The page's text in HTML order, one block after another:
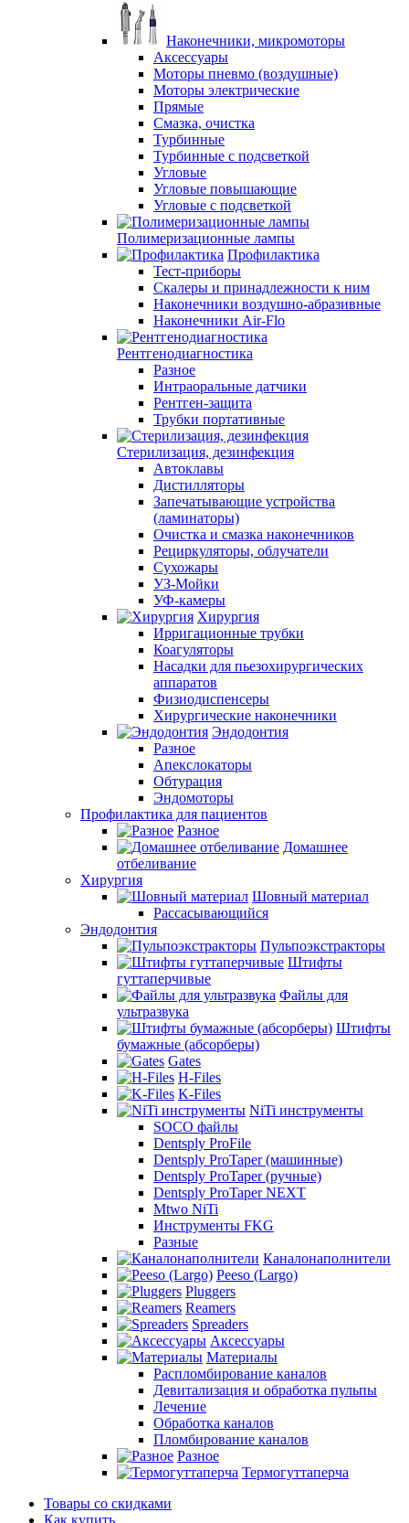
Наконечники, микромоторы
Аксессуары
Моторы пневмо (воздушные)
Моторы электрические
Прямые
Смазка, очистка
Турбинные
Турбинные с подсветкой
Угловые
Угловые повышающие
Угловые с подсветкой
Полимеризационные лампы
Профилактика
Тест-приборы
Скалеры и принадлежности к ним
Наконечники воздушно-абразивные
Наконечники Air-Flo
Рентгенодиагностика
Разное
Интраоральные датчики
Рентген-защита
Трубки портативные
Стерилизация, дезинфекция
Автоклавы
Дистилляторы
Запечатывающие устройства
(ламинаторы)
Очистка и смазка наконечников
Рециркуляторы, облучатели
Сухожары
УЗ-Мойки
УФ-камеры
Хирургия
Ирригационные трубки
Коагуляторы
Насадки для пьезохирургических
аппаратов
Физиодиспенсеры
Хирургические наконечники
Эндодонтия
Разное
Апекслокаторы
Обтурация
Эндомоторы
Профилактика для пациентов
Разное
Домашнее
отбеливание
Хирургия
Шовный материал
Рассасывающийся
Эндодонтия
Пульпоэкстракторы
Штифты
гуттаперчивые
Файлы для
ультразвука
Штифты
бумажные (абсорберы)
Gates
H-Files
K-Files
NiTi инструменты
SOCO файлы
Dentsply ProFile
Dentsply ProTaper (машинные)
Dentsply ProTaper (ручные)
Dentsply ProTaper NEXT
Mtwo NiTi
Инструменты FKG
Разные
Каналонаполнители
Peeso (Largo)
Pluggers
Reamers
Spreaders
Аксессуары
Материалы
Распломбирование каналов
Девитализация и обработка пульпы
Лечение
Обработка каналов
Пломбирование каналов
Разное
Термогуттаперча
Товары со скидками
Как купить